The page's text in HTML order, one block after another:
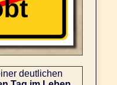
deutlichen